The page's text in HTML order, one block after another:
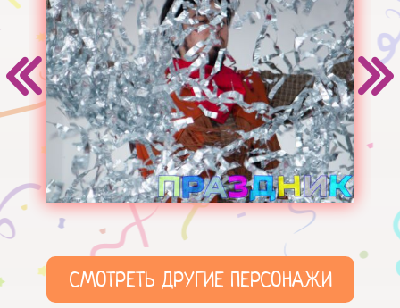
СМОТРЕТЬ ДРУГИЕ ПЕРСОНАЖИ